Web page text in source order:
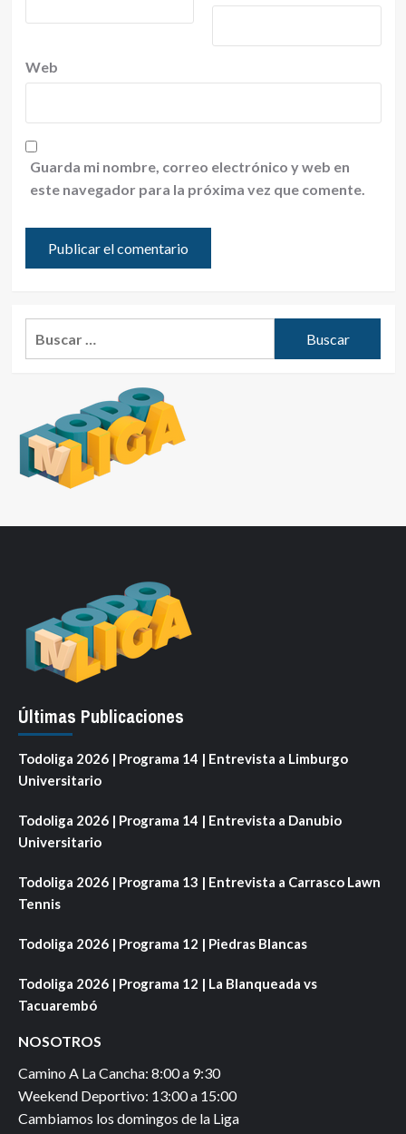
Web
Guarda mi nombre, correo electrónico y web en
este navegador para la próxima vez que comente.
Últimas Publicaciones
Todoliga 2026 | Programa 14 | Entrevista a Limburgo
Universitario
Todoliga 2026 | Programa 14 | Entrevista a Danubio
Universitario
Todoliga 2026 | Programa 13 | Entrevista a Carrasco Lawn
Tennis
Todoliga 2026 | Programa 12 | Piedras Blancas
Todoliga 2026 | Programa 12 | La Blanqueada vs
Tacuarembó
NOSOTROS
Camino A La Cancha: 8:00 a 9:30
Weekend Deportivo: 13:00 a 15:00
Cambiamos los domingos de la Liga